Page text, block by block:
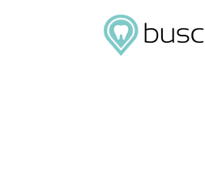
Buscar
por: